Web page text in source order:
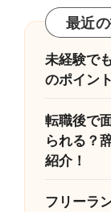
最近
未経験で
のポイン
転職後で
られる？
紹介！
フリーラ